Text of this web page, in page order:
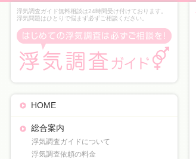
浮気調査ガイド無料相談は24時間受け付けております。
浮気問題はひとりで悩まず必ずご相談ください。
HOME
総合案内
浮気調査ガイドについて
浮気調査依頼の料金